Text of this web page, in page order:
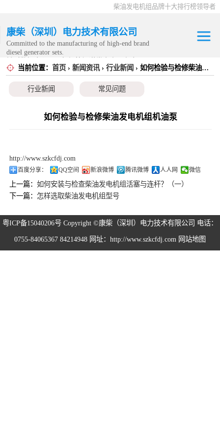
柴油发电机组品牌十大排行榜领导者
康柴（深圳）电力技术有限公司
Committed to the manufacturing of high-end brand
diesel generator sets.
务范围内。
当前位置： 首页 › 新闻资讯› 行业新闻 › 如何检验与检修柴油发电机组机油泵
行业新闻 常见问题
如何检验与检修柴油发电机组机油泵
http://www.szkcfdj.com
百度分享： QQ空间 新浪微博 腾讯微博 人人网 微信
上一篇：如何安装与检查柴油发电机组活塞与连杆？（一）
下一篇： 怎样选取柴油发电机组型号
粤ICP备15040206号 Copyright ©康柴（深圳）电力技术有限公司 电话：
0755-84065367 84214948 网址：http://www.szkcfdj.com 网站地图
康明斯发电机组
静音发电机组
移动发电机组
发电机租赁
CPG原厂整机